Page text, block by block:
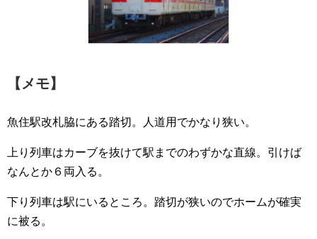
【メモ】
魚住駅改札脇にある踏切。人道用でかなり狭い。
上り列車はカーブを抜けて駅までのわずかな直線。引けば
なんとか６両入る。
下り列車は駅にいるところ。踏切が狭いのでホームが確実
に被る。